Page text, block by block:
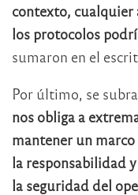
contexto, cualquier
los protocolos
sumaron en el
Por último, se
nos obliga a
mantener un marco
la responsabilidad
la seguridad del